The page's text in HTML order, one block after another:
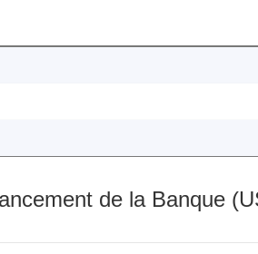
de la Banque